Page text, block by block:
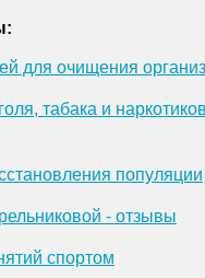
для очищения
табака и
популяции
- отзывы
спортом